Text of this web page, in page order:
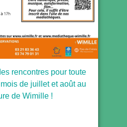
rencontres pour toute
de juillet et août au
de Wimille !